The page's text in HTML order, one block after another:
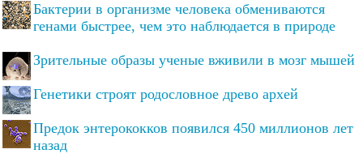
Бактерии в организме человека обмениваются
генами быстрее, чем это наблюдается в природе
Зрительные образы ученые вживили в мозг мышей
Генетики строят родословное древо архей
Предок энтерококков появился 450 миллионов лет
назад